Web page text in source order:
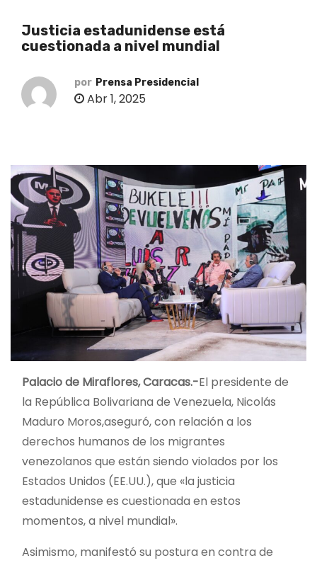
Justicia estadunidense está
cuestionada a nivel mundial
por Prensa Presidencial
Abr 1, 2025
Palacio de Miraflores, Caracas.-El presidente de
la República Bolivariana de Venezuela, Nicolás
Maduro Moros,aseguró, con relación a los
derechos humanos de los migrantes
venezolanos que están siendo violados por los
Estados Unidos (EE.UU.), que «la justicia
estadunidense es cuestionada en estos
momentos, a nivel mundial».
Asimismo, manifestó su postura en contra de